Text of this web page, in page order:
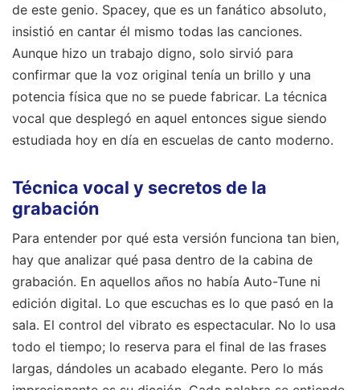
de este genio. Spacey, que es un fanático absoluto,
insistió en cantar él mismo todas las canciones.
Aunque hizo un trabajo digno, solo sirvió para
confirmar que la voz original tenía un brillo y una
potencia física que no se puede fabricar. La técnica
vocal que desplegó en aquel entonces sigue siendo
estudiada hoy en día en escuelas de canto moderno.
Técnica vocal y secretos de la
grabación
Para entender por qué esta versión funciona tan bien,
hay que analizar qué pasa dentro de la cabina de
grabación. En aquellos años no había Auto-Tune ni
edición digital. Lo que escuchas es lo que pasó en la
sala. El control del vibrato es espectacular. No lo usa
todo el tiempo; lo reserva para el final de las frases
largas, dándoles un acabado elegante. Pero lo más